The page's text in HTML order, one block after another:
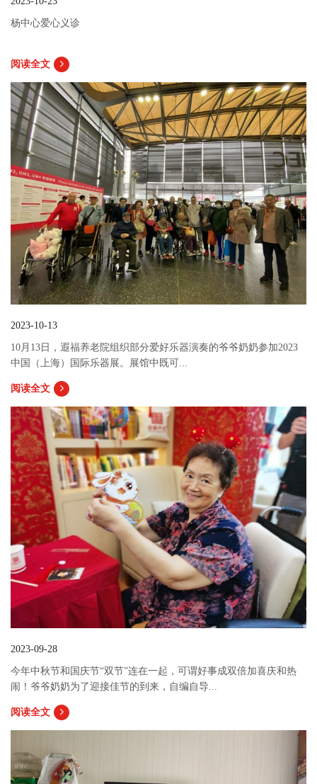
杨中心爱心义诊
阅读全文
2023-10-13
10月13日，遐福养老院组织部分爱好乐器演奏的爷爷奶奶参加2023
中国（上海）国际乐器展。展馆中既可...
阅读全文
2023-09-28
今年中秋节和国庆节“双节”连在一起，可谓好事成双倍加喜庆和热
闹！爷爷奶奶为了迎接佳节的到来，自编自导...
阅读全文